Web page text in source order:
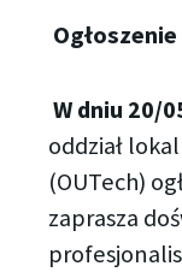
W dniu 20/
oddział
(OUTech)
zaprasza